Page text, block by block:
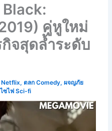
คู่หูใหม่
จสุดล้ำระดับ
Netflix,ตลก Comedy,ผจญภัย
ไซไฟ Sci-fi